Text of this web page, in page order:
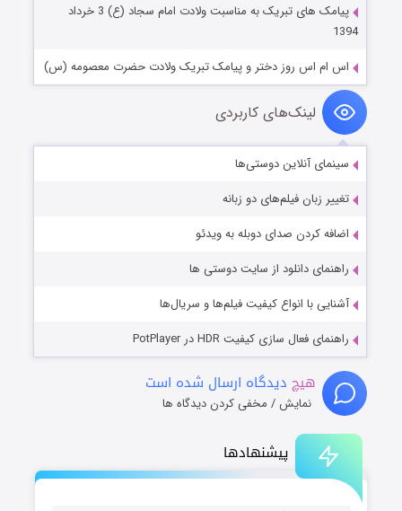
پیشنهادها
پیامک های تبریک به مناسبت ولادت امام سجاد (ع) 3 خرداد
1394
اس ام اس روز دختر و پیامک تبریک ولادت حضرت معصومه (س)
لینک‌های کاربردی
سینمای آنلاین دوستی‌ها
تغییر زبان فیلم‌های دو زبانه
اضافه کردن صدای دوبله به ویدئو
راهنمای دانلود از سایت دوستی ها
آشنایی با انواع کیفیت فیلم‌ها و سریال‌ها
راهنمای فعال سازی کیفیت HDR در PotPlayer
هیچ دیدگاه ارسال شده است
نمایش / مخفی کردن دیدگاه ها